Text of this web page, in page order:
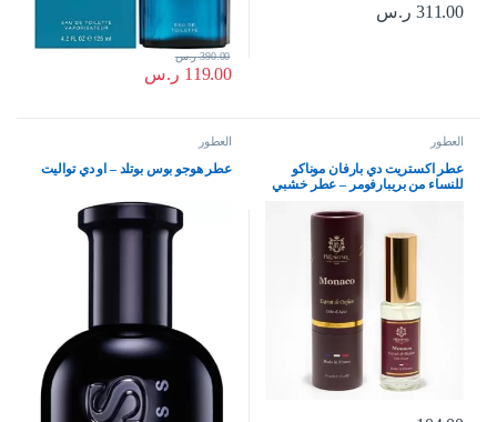
311.00 ر.س
119.00 ر.س
390.00 ر.س
العطور
عطر اكستريت دي بارفان موناكو
للنساء من بريبارفومر – عطر خشبي
العطور
عطر هوجو بوس بوتلد – او دي تواليت